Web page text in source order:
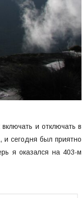
и отключать в
и сегодня был приятно
я оказался на 403-м